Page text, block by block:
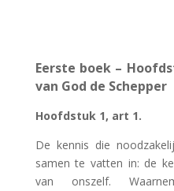
Eerste boek –
van God de Schepper
Hoofdstuk 1, art 1.
De kennis die
samen te vatten in: de
van onszelf.